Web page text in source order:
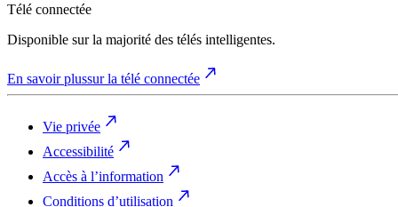
Télé connectée
Disponible sur la majorité des télés intelligentes.
En savoir plussur la télé connectée
Vie privée
Accessibilité
Accès à l’information
Conditions d’utilisation